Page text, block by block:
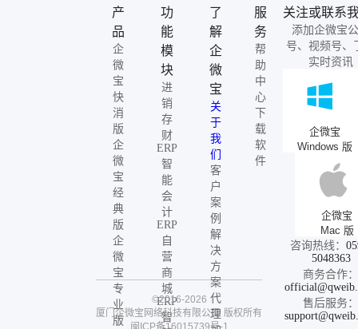
产
品
企
微
宝
快
消
版
企
微
宝
经
典
版
企
微
宝
专
业
版
功
能
模
块
进
销
存
财
ERP
智
能
会
计
ERP
自
营
商
城
ERP
智
了
解
企
微
宝
关
于
我
们
客
户
案
例
解
决
方
案
代
理
服
务
帮
助
中
心
下
载
软
件
关注或联系
添加企微宝
号、视频号、
实时资讯
企微宝
Windows 版
企微宝
Mac 版
咨询热线：
5048363
商务合作：
售后服务：
©2016-2026
厦门企微宝网络科技有限公司 版权所有
闽ICP备16015739号-1